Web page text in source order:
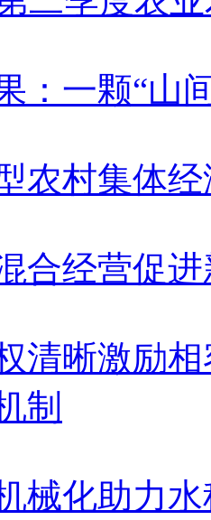
：一颗“山
农村集体
合经营促
清晰激励
制
械化助力